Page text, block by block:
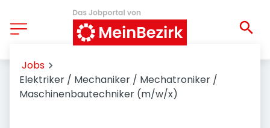
Jobs
Elektriker / Mechaniker / Mechatroniker /
Maschinenbautechniker (m/w/x)